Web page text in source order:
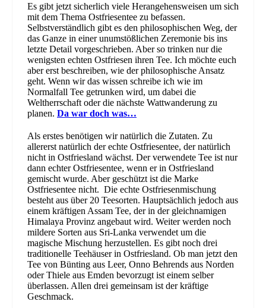
Es gibt jetzt sicherlich viele Herangehensweisen um sich
mit dem Thema Ostfriesentee zu befassen.
Selbstverständlich gibt es den philosophischen Weg, der
das Ganze in einer unumstößlichen Zeremonie bis ins
letzte Detail vorgeschrieben. Aber so trinken nur die
wenigsten echten Ostfriesen ihren Tee. Ich möchte euch
aber erst beschreiben, wie der philosophische Ansatz
geht. Wenn wir das wissen schreibe ich wie im
Normalfall Tee getrunken wird, um dabei die
Weltherrschaft oder die nächste Wattwanderung zu
planen. Da war doch was…
Als erstes benötigen wir natürlich die Zutaten. Zu
allererst natürlich der echte Ostfriesentee, der natürlich
nicht in Ostfriesland wächst. Der verwendete Tee ist nur
dann echter Ostfriesentee, wenn er in Ostfriesland
gemischt wurde. Aber geschützt ist die Marke
Ostfriesentee nicht. Die echte Ostfriesenmischung
besteht aus über 20 Teesorten. Hauptsächlich jedoch aus
einem kräftigen Assam Tee, der in der gleichnamigen
Himalaya Provinz angebaut wird. Weiter werden noch
mildere Sorten aus Sri-Lanka verwendet um die
magische Mischung herzustellen. Es gibt noch drei
traditionelle Teehäuser in Ostfriesland. Ob man jetzt den
Tee von Bünting aus Leer, Onno Behrends aus Norden
oder Thiele aus Emden bevorzugt ist einem selber
überlassen. Allen drei gemeinsam ist der kräftige
Geschmack.